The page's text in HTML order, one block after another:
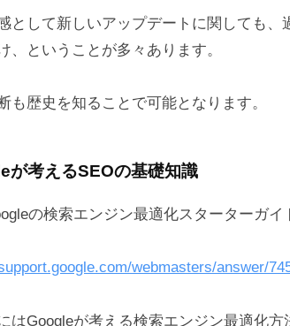
として新しいアップデートに関しても
、ということが多々あります。
も歴史を知ることで可能となります。
が考えるSEOの基礎知識
の検索エンジン最適化スターターガイ
webmasters/answer/
はGoogleが考える検索エンジン最適化方